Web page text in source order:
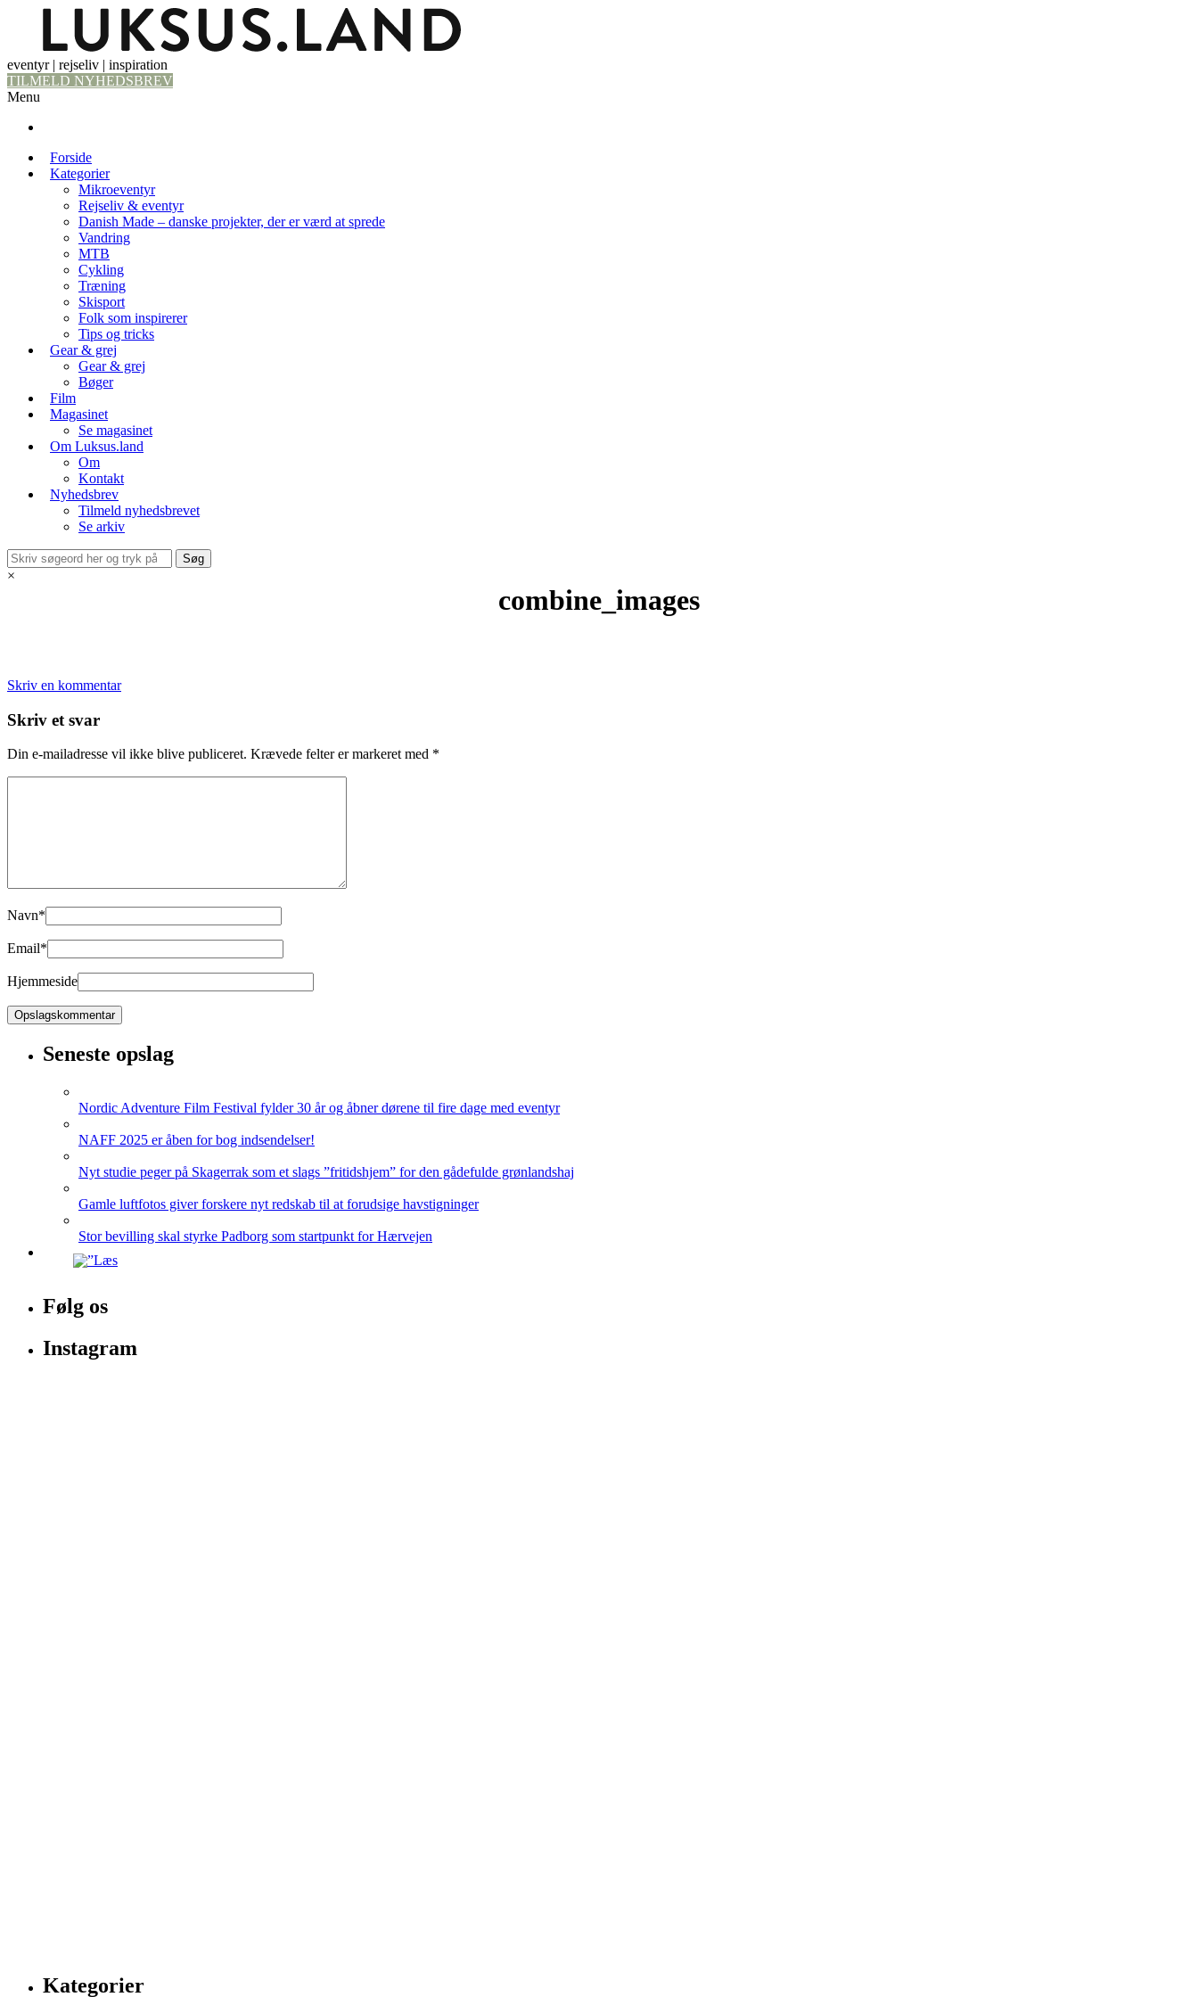
eventyr | rejseliv | inspiration
TILMELD NYHEDSBREV
Menu
Forside
Kategorier
Mikroeventyr
Rejseliv & eventyr
Danish Made – danske projekter, der er værd at sprede
Vandring
MTB
Cykling
Træning
Skisport
Folk som inspirerer
Tips og tricks
Gear & grej
Gear & grej
Bøger
Film
Magasinet
Se magasinet
Om Luksus.land
Om
Kontakt
Nyhedsbrev
Tilmeld nyhedsbrevet
Se arkiv
×
combine_images
Skriv en kommentar
Skriv et svar
Din e-mailadresse vil ikke blive publiceret. Krævede felter er markeret med *
Navn*
Email*
Hjemmeside
Seneste opslag
Nordic Adventure Film Festival fylder 30 år og åbner dørene til fire dage med eventyr
NAFF 2025 er åben for bog indsendelser!
Nyt studie peger på Skagerrak som et slags ”fritidshjem” for den gådefulde grønlandshaj
Gamle luftfotos giver forskere nyt redskab til at forudsige havstigninger
Stor bevilling skal styrke Padborg som startpunkt for Hærvejen
Følg os
Instagram
Kategorier